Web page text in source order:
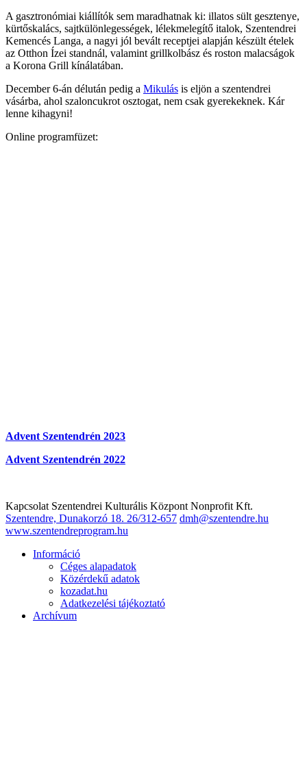
A gasztronómiai kiállítók sem maradhatnak ki: illatos sült gesztenye,
kürtőskalács, sajtkülönlegességek, lélekmelegítő italok, Szentendrei
Kemencés Langa, a nagyi jól bevált receptjei alapján készült ételek
az Otthon Ízei standnál, valamint grillkolbász és roston malacságok
a Korona Grill kínálatában.
December 6-án délután pedig a Mikulás is eljön a szentendrei
vásárba, ahol szaloncukrot osztogat, nem csak gyerekeknek. Kár
lenne kihagyni!
Online programfüzet:
Advent Szentendrén 2023
Advent Szentendrén 2022
Kapcsolat Szentendrei Kulturális Központ Nonprofit Kft.
Szentendre, Dunakorzó 18. 26/312-657 dmh@szentendre.hu
www.szentendreprogram.hu
Információ
Céges alapadatok
Közérdekű adatok
kozadat.hu
Adatkezelési tájékoztató
Archívum